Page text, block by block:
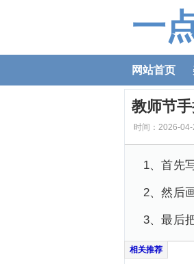
一
网站首页
教师节
时间：2026-
1、首先
2、然后
3、最后